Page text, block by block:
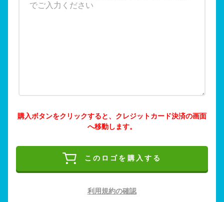
購入ボタンをクリックすると、クレジットカード決済の画面
へ移動します。
このロゴを購入する
利用規約の確認